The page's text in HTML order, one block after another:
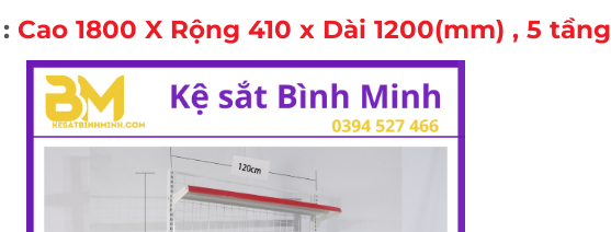
Cao 1800 X Rộng 410 x Dài 1200(mm) , 5 tầng